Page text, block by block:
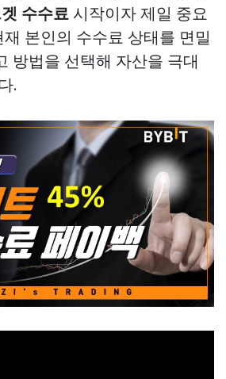
수수료 시작이자 제일 중요
본인의 수수료 상태를 면밀
방법을 선택해 자산을 극대
.